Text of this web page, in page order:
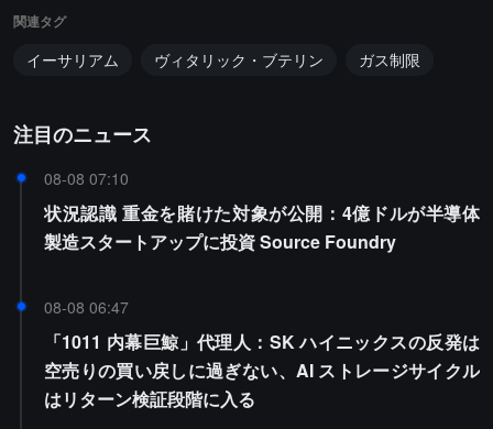
関連タグ
イーサリアム ヴィタリック・ブテリン ガス制限
注目のニュース
08-08 07:10
状況認識 重金を賭けた対象が公開：4億ドルが半導体
製造スタートアップに投資 Source Foundry
08-08 06:47
「1011 内幕巨鯨」代理人：SK ハイニックスの反発は
空売りの買い戻しに過ぎない、AI ストレージサイクル
はリターン検証段階に入る